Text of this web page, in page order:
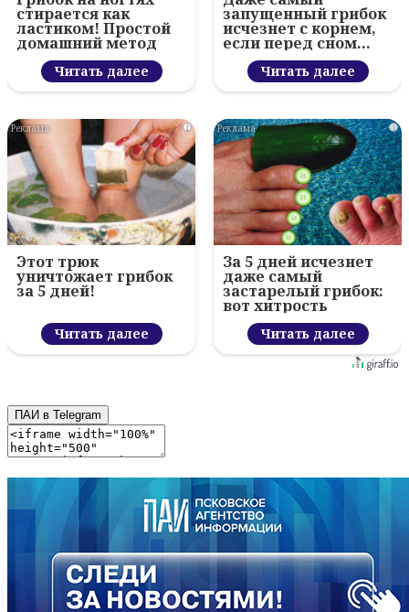
стирается как
ластиком! Простой
домашний метод
Читать далее
запущенный грибок
исчезнет с корнем,
если перед сном…
Читать далее
i
Этот трюк
уничтожает грибок
за 5 дней!
Читать далее
i
За 5 дней исчезнет
даже самый
застарелый грибок:
вот хитрость
Читать далее
ПАИ в Telegram